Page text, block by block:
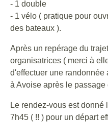
- 1 double
- 1 vélo ( pratique pour
des bateaux ).
Après un repérage du
organisatrices ( merci à
d'effectuer une
à Avoise après le passage
Le rendez-vous est
7h45 ( !! ) pour un départ